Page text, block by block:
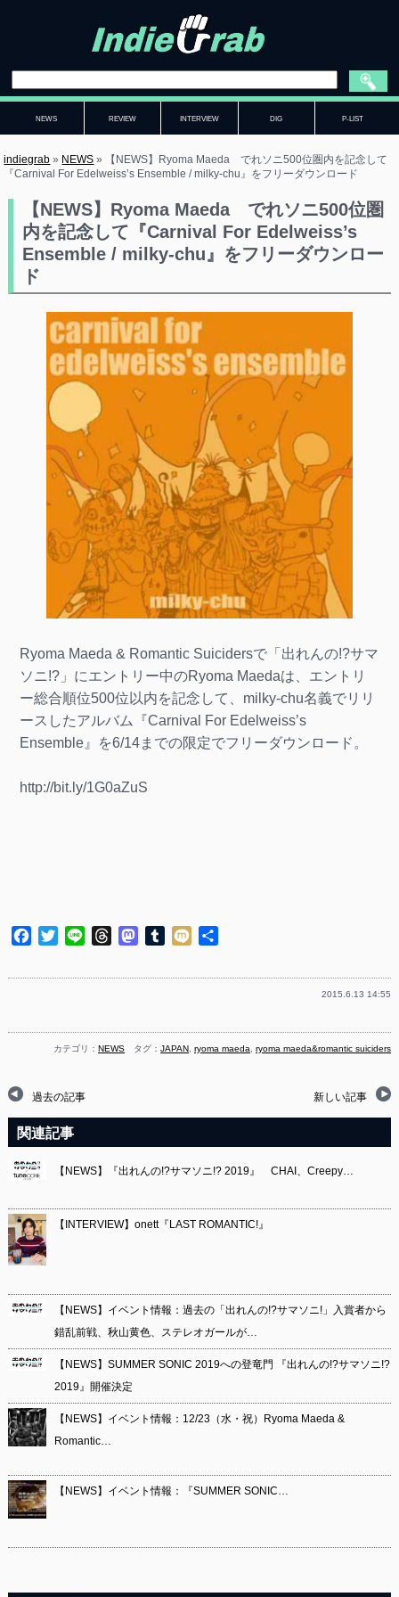
NEWS REVIEW INTERVIEW DIG P-LIST
indiegrab » NEWS »
【NEWS】Ryoma Maeda でれソニ500位圏内を記念して
『Carnival For Edelweiss’s Ensemble / milky-chu』をフリーダウンロード
【NEWS】Ryoma Maeda でれソニ500位圏
内を記念して『Carnival For Edelweiss’s
Ensemble / milky-chu』をフリーダウンロー
ド
Ryoma Maeda & Romantic Suicidersで「出れんの!?サマ
ソニ!?」にエントリー中のRyoma Maedaは、エントリ
ー総合順位500位以内を記念して、milky-chu名義でリリ
ースしたアルバム『Carnival For Edelweiss’s
Ensemble』を6/14までの限定でフリーダウンロード。
http://bit.ly/1G0aZuS
Facebook
TwitterLine ThreadsMastodon
Tumblr
Mixi
2015.6.13 14:55
カテゴリ：NEWS タグ：JAPAN ,ryoma maeda ,ryoma maeda&romantic suiciders
過去の記事 新しい記事
関連記事
【NEWS】『出れんの!?サマソニ!? 2019』 CHAI、Creepy…
【INTERVIEW】onett『LAST ROMANTIC!』
【NEWS】イベント情報：過去の「出れんの!?サマソニ!」入賞者から
錯乱前戦、秋山黄色、ステレオガールが…
【NEWS】SUMMER SONIC 2019への登竜門 『出れんの!?サマソニ!?
2019』開催決定
【NEWS】イベント情報：12/23（水・祝）Ryoma Maeda &
Romantic…
【NEWS】イベント情報：『SUMMER SONIC…